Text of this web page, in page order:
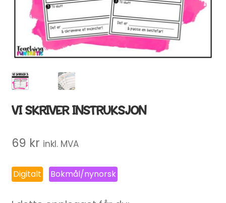
VI SKRIVER INSTRUKSJON
69 kr inkl. MVA
Digitalt Bokmål/nynorsk